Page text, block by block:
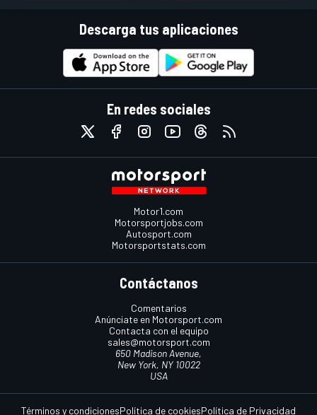
Descarga tus aplicaciones
En redes sociales
Motor1.com
Motorsportjobs.com
Autosport.com
Motorsportstats.com
Contáctanos
Comentarios
Anúnciate en Motorsport.com
Contacta con el equipo
sales@motorsport.com
650 Madison Avenue,
New York, NY 10022
USA
Términos y condicionesPolítica de cookiesPolítica de Privacidad